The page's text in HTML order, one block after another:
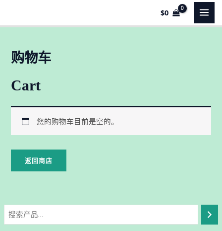
$0
购物车
Cart
您的购物车目前是空的。
返回商店